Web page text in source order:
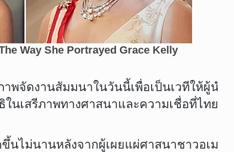
านสัมมนาในวันนี้เพื่อเป็นเวทีให้ผู้นำป
นเสรีภาพทางศาสนาและความเชื่อที่ไท
นานหลังจากผู้เผยแผ่ศาสนาชาวอเมริกั